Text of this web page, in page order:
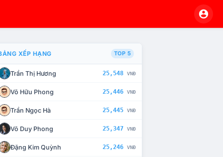
CHẾ TÀI XỬ LÝ VI PHẠM
XẾP HẠNG TOP 5
Trần Thị Hương 25,548 VNĐ
Võ Hữu Phong 25,446 VNĐ
Trần Ngọc Hà 25,445 VNĐ
Võ Duy Phong 25,347 VNĐ
Đặng Kim Quỳnh 25,246 VNĐ